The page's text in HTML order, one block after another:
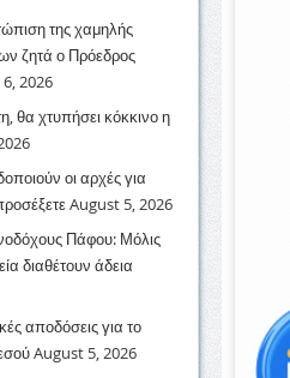
της χαμηλής
ζητά ο Πρόεδρος
2026
θα χτυπήσει κόκκινο η
οι αρχές για
August 5, 2026
Πάφου: Μόλις
διαθέτουν άδεια
αποδόσεις για το
August 5, 2026